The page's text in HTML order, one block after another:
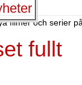
filmer och serier
fullt